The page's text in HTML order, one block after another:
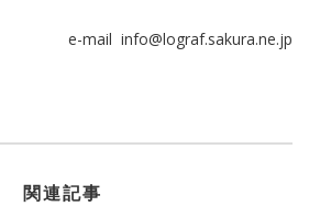
e-mail info@lograf.sakura.ne.jp
関連記事